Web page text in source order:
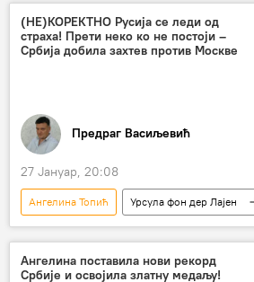
(НЕ)КОРЕКТНО Русија се леди од
страха! Прети неко ко не постоји –
Србија добила захтев против Москве
Предраг Васиљевић
27 Јануар, 20:08
Ангелина Топић
Урсула фон дер Лајен
Европска унија (ЕУ)
Русија
Ангелина поставила нови рекорд
Србије и освојила златну медаљу!